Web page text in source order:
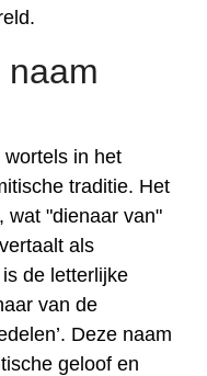
in het
traditie. Het
wat "dienaar van"
als
de letterlijke
van de
Deze naam
geloof en